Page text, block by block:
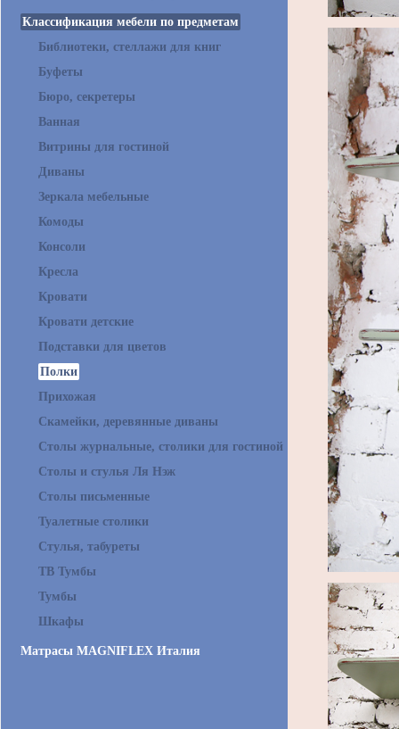
Классификация мебели по предметам
Библиотеки, стеллажи для книг
Буфеты
Бюро, секретеры
Ванная
Витрины для гостиной
Диваны
Зеркала мебельные
Комоды
Консоли
Кресла
Кровати
Кровати детские
Подставки для цветов
Полки
Прихожая
Скамейки, деревянные диваны
Столы журнальные, столики для гостиной
Столы и стулья Ля Нэж
Столы письменные
Туалетные столики
Стулья, табуреты
ТВ Тумбы
Тумбы
Шкафы
Матрасы MAGNIFLEX Италия